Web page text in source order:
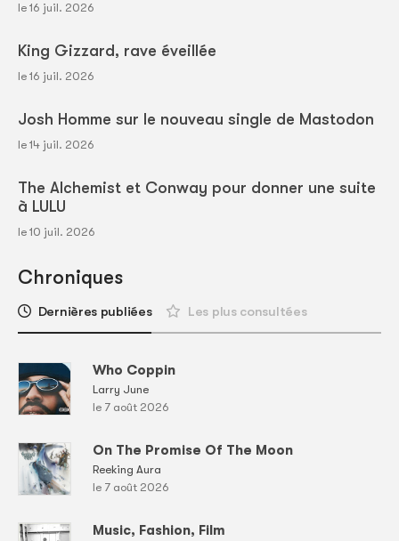
le 16 juil. 2026
King Gizzard, rave éveillée
le 16 juil. 2026
Josh Homme sur le nouveau single de Mastodon
le 14 juil. 2026
The Alchemist et Conway pour donner une suite
à LULU
le 10 juil. 2026
Chroniques
Dernières publiées Les plus consultées
Who Coppin
Larry June
le 7 août 2026
On The Promise Of The Moon
Reeking Aura
le 7 août 2026
Music, Fashion, Film